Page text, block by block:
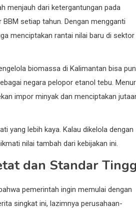
menjauh dari ketergantungan pada
setiap tahun. Dengan mengganti
menciptakan rantai nilai baru di sektor
biomassa di Kalimantan bisa
negara pelopor etanol tebu.
impor minyak dan menciptakan
yang lebih kaya. Kalau dikelola dengan
nilai tambah dari kebijakan ini.
dan Standar
pemerintah ingin memulai dengan
singkat ini, lazimnya perusahaan-